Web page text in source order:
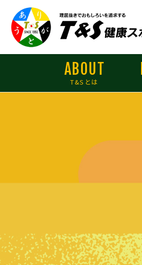
ABOUT
T&Sとは